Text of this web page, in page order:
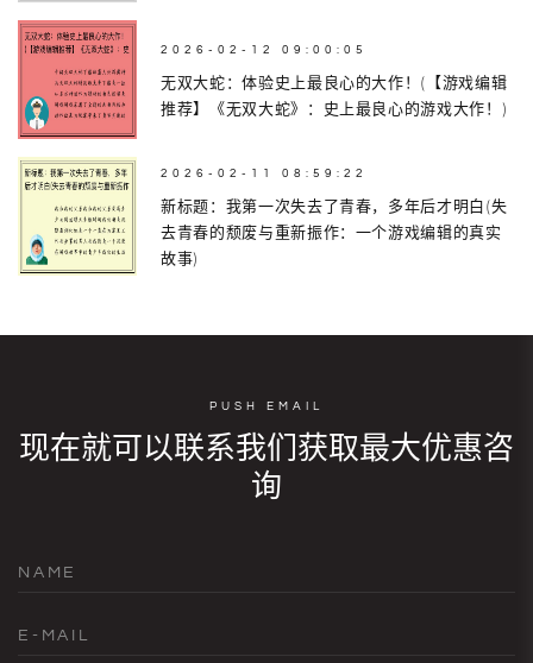
2026-02-12 09:00:05
无双大蛇：体验史上最良心的大作！(【游戏编辑
推荐】《无双大蛇》：史上最良心的游戏大作！)
2026-02-11 08:59:22
新标题：我第一次失去了青春，多年后才明白(失
去青春的颓废与重新振作：一个游戏编辑的真实
故事)
PUSH EMAIL
现在就可以联系我们获取最大优惠咨
询
NAME
E-MAIL